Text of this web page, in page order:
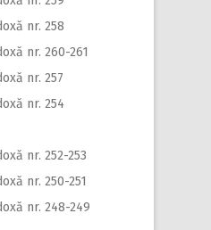
nr. 258
nr. 260-261
nr. 257
nr. 254
nr. 252-253
nr. 250-251
nr. 248-249